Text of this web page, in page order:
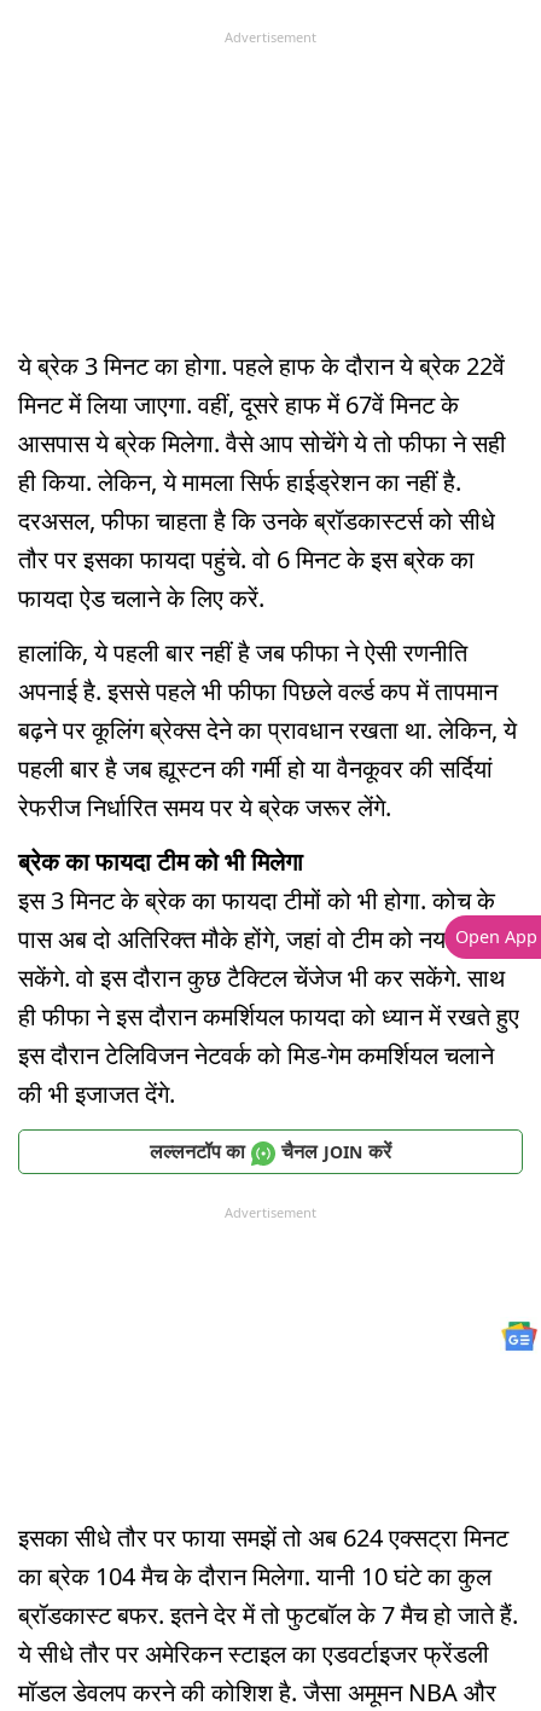
Advertisement
ये ब्रेक 3 मिनट का होगा. पहले हाफ के दौरान ये ब्रेक 22वें
मिनट में लिया जाएगा. वहीं, दूसरे हाफ में 67वें मिनट के
आसपास ये ब्रेक मिलेगा. वैसे आप सोचेंगे ये तो फीफा ने सही
ही किया. लेकिन, ये मामला सिर्फ हाईड्रेशन का नहीं है.
दरअसल, फीफा चाहता है कि उनके ब्रॉडकास्टर्स को सीधे
तौर पर इसका फायदा पहुंचे. वो 6 मिनट के इस ब्रेक का
फायदा ऐड चलाने के लिए करें.
हालांकि, ये पहली बार नहीं है जब फीफा ने ऐसी रणनीति
अपनाई है. इससे पहले भी फीफा पिछले वर्ल्ड कप में तापमान
बढ़ने पर कूलिंग ब्रेक्स देने का प्रावधान रखता था. लेकिन, ये
पहली बार है जब ह्यूस्टन की गर्मी हो या वैनकूवर की सर्दियां
रेफरीज निर्धारित समय पर ये ब्रेक जरूर लेंगे.
ब्रेक का फायदा टीम को भी मिलेगा
इस 3 मिनट के ब्रेक का फायदा टीमों को भी होगा. कोच के
पास अब दो अतिरिक्त मौके होंगे, जहां वो टीम को नया निर्देश दे
सकेंगे. वो इस दौरान कुछ टैक्टिल चेंजेज भी कर सकेंगे. साथ
ही फीफा ने इस दौरान कमर्शि‍यल फायदा को ध्यान में रखते हुए
इस दौरान टेलिविजन नेटवर्क को मिड-गेम कम‍र्शि‍यल चलाने
की भी इजाजत देंगे.
लल्लनटॉप का चैनल JOIN करें
Advertisement
इसका सीधे तौर पर फाया समझें तो अब 624 एक्सट्रा मिनट
का ब्रेक 104 मैच के दौरान मिलेगा. यानी 10 घंटे का कुल
ब्रॉडकास्ट बफर. इतने देर में तो फुटबॉल के 7 मैच हो जाते हैं.
ये सीधे तौर पर अमेरिकन स्टाइल का ए‍डवर्टाइजर फ्रेंडली
मॉडल डेवलप करने की कोश‍िश है. जैसा अमूमन NBA और
Open App